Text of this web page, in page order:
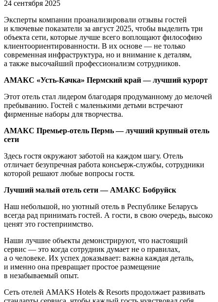
24 сентября 2025
Эксперты компании проанализировали отзывы гостей
и ключевые показатели за август 2025, чтобы выделить три
объекта сети, которые лучше всего воплощают философию
клиентоориентированности. В их основе — не только
современная инфраструктура, но и внимание к деталям,
а также высочайший профессионализм сотрудников.
АМАКС «Усть-Качка» Пермский край — лучший курорт
Этот отель стал лидером благодаря продуманному до мелочей
пребыванию. Гостей с маленькими детьми встречают
фирменные наборы для творчества.
АМАКС Премьер-отель Пермь — лучший крупный отель
сети
Здесь гостя окружают заботой на каждом шагу. Отель
отличает безупречная работа консьерж-службы, сотрудники
которой решают любые вопросы гостя.
Лучший малый отель сети — АМАКС Бобруйск
Наш небольшой, но уютный отель в Республике Беларусь
всегда рад принимать гостей. А гости, в свою очередь, высоко
ценят это гостеприимство.
Наши лучшие объекты демонстрируют, что настоящий
сервис — это когда сотрудник думает не о правилах,
а о человеке. Их успех доказывает: важна каждая деталь,
и именно она превращает простое размещение
в незабываемый опыт.
Сеть отелей AMAKS Hotels & Resorts продолжает развивать